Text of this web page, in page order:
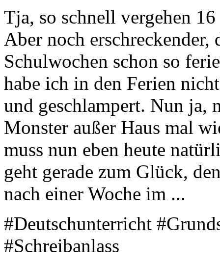
Tja, so schnell vergehen
Aber noch erschreckender,
Schulwochen schon so
habe ich in den Ferien
und geschlampert. Nun ja,
Monster außer Haus mal
muss nun eben heute
geht gerade zum Glück,
nach einer Woche im ...
#Deutschunterricht
#Schreibanlass